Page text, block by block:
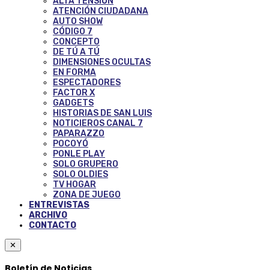
ATENCIÓN CIUDADANA
AUTO SHOW
CÓDIGO 7
CONCEPTO
DE TÚ A TÚ
DIMENSIONES OCULTAS
EN FORMA
ESPECTADORES
FACTOR X
GADGETS
HISTORIAS DE SAN LUIS
NOTICIEROS CANAL 7
PAPARAZZO
POCOYÓ
PONLE PLAY
SOLO GRUPERO
SOLO OLDIES
TV HOGAR
ZONA DE JUEGO
ENTREVISTAS
ARCHIVO
CONTACTO
✕